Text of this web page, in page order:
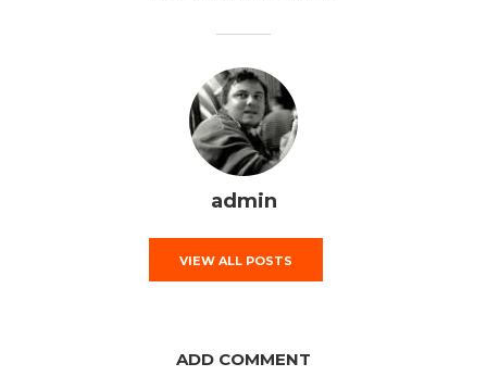
admin
VIEW ALL POSTS
ADD COMMENT